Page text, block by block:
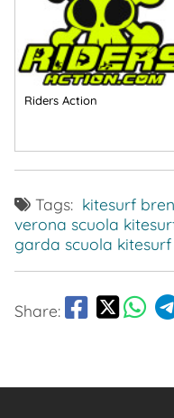
Riders Action
Tags: kitesurf
verona scuola
garda scuola
Share: